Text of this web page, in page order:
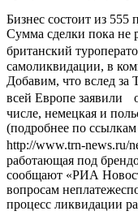
Бизнес состоит из
Сумма сделки пока не
британский
самоликвидации, в
Добавим, что вслед за
всей Европе заявили
числе, немецкая и
(подробнее по
http://www.trn-news.ru/
работающая под
сообщают «РИА
вопросам
процесс ликвидации